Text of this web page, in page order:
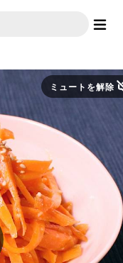
ミュートを解除